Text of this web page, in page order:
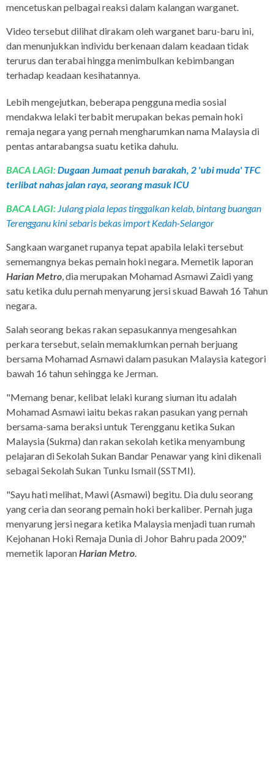
mencetuskan pelbagai reaksi dalam kalangan warganet.
Video tersebut dilihat dirakam oleh warganet baru-baru ini,
dan menunjukkan individu berkenaan dalam keadaan tidak
terurus dan terabai hingga menimbulkan kebimbangan
terhadap keadaan kesihatannya.
Lebih mengejutkan, beberapa pengguna media sosial
mendakwa lelaki terbabit merupakan bekas pemain hoki
remaja negara yang pernah mengharumkan nama Malaysia di
pentas antarabangsa suatu ketika dahulu.
BACA LAGI:Dugaan Jumaat penuh barakah, 2 'ubi muda' TFC
terlibat nahas jalan raya, seorang masuk ICU
BACA LAGI: Julang piala lepas tinggalkan kelab, bintang buangan
Terengganu kini sebaris bekas import Kedah-Selangor
Sangkaan warganet rupanya tepat apabila lelaki tersebut
sememangnya bekas pemain hoki negara. Memetik laporan
Harian Metro, dia merupakan Mohamad Asmawi Zaidi yang
satu ketika dulu pernah menyarung jersi skuad Bawah 16 Tahun
negara.
Salah seorang bekas rakan sepasukannya mengesahkan
perkara tersebut, selain memaklumkan pernah berjuang
bersama Mohamad Asmawi dalam pasukan Malaysia kategori
bawah 16 tahun sehingga ke Jerman.
"Memang benar, kelibat lelaki kurang siuman itu adalah
Mohamad Asmawi iaitu bekas rakan pasukan yang pernah
bersama-sama beraksi untuk Terengganu ketika Sukan
Malaysia (Sukma) dan rakan sekolah ketika menyambung
pelajaran di Sekolah Sukan Bandar Penawar yang kini dikenali
sebagai Sekolah Sukan Tunku Ismail (SSTMI).
"Sayu hati melihat, Mawi (Asmawi) begitu. Dia dulu seorang
yang ceria dan seorang pemain hoki berkaliber. Pernah juga
menyarung jersi negara ketika Malaysia menjadi tuan rumah
Kejohanan Hoki Remaja Dunia di Johor Bahru pada 2009,"
memetik laporanHarian Metro.